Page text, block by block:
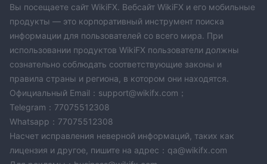
Вы посещаете сайт WikiFX. Вебсайт WikiFX и его мобильные
продукты — это корпоративный инструмент поиска
информации для пользователей со всего мира. При
использовании продуктов WikiFX пользователи должны
сознательно соблюдать соответствующие законы и
правила страны и региона, в котором они находятся.
Официальный Email：support@wikifx.com；
Telegram：77075512308
Whatsapp：77075512308
Насчет исправления неверной информаций, таких как
лицензия и другое, пишите на адрес：qa@wikifx.com